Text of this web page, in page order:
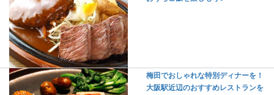
梅田でおしゃれな特別ディナーを！
大阪駅近辺のおすすめレストランを